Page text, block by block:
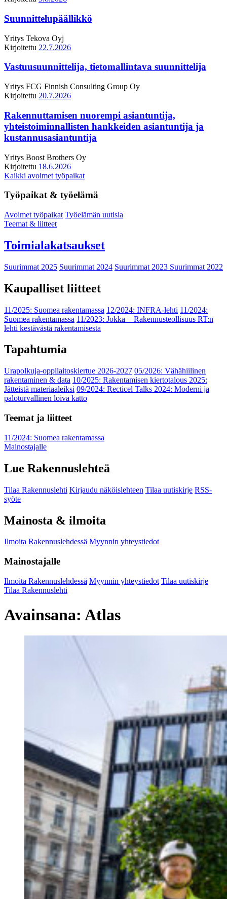
Suunnittelupäällikkö
Yritys Tekova Oyj
Kirjoitettu 22.7.2026
Vastuusuunnittelija, tietomallintava suunnittelija
Yritys FCG Finnish Consulting Group Oy
Kirjoitettu 20.7.2026
Rakennuttamisen nuorempi asiantuntija,
yhteistoiminnallisten hankkeiden asiantuntija ja
kustannusasiantuntija
Yritys Boost Brothers Oy
Kirjoitettu 18.6.2026
Kaikki avoimet työpaikat
Työpaikat & työelämä
Avoimet työpaikat Työelämän uutisia
Teemat & liitteet
Toimialakatsaukset
Suurimmat 2025 Suurimmat 2024 Suurimmat 2023 Suurimmat 2022
Kaupalliset liitteet
11/2025: Suomea rakentamassa 12/2024: INFRA-lehti 11/2024:
Suomea rakentamassa 11/2023: Jokka − Rakennusteollisuus RT:n
lehti kestävästä rakentamisesta
Tapahtumia
Urapolkuja-oppilaitoskiertue 2026-2027 05/2026: Vähähiilinen
rakentaminen & data 10/2025: Rakentamisen kiertotalous 2025:
Jätteistä materiaaleiksi 09/2024: Recticel Talks 2024: Moderni ja
paloturvallinen loiva katto
Teemat ja liitteet
11/2024: Suomea rakentamassa
Mainostajalle
Lue Rakennuslehteä
Tilaa Rakennuslehti Kirjaudu näköislehteen Tilaa uutiskirje RSS-
syöte
Mainosta & ilmoita
Ilmoita Rakennuslehdessä Myynnin yhteystiedot
Mainostajalle
Ilmoita Rakennuslehdessä Myynnin yhteystiedot Tilaa uutiskirje
Tilaa Rakennuslehti
Avainsana: Atlas